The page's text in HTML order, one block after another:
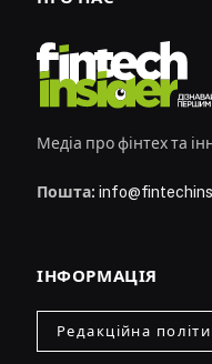
Медіа про фінтех та
Пошта:
ІНФОРМАЦІЯ
Редакційна